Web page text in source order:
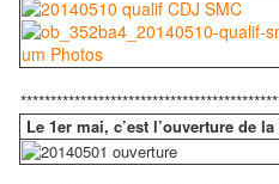
um Photos
Le 1er mai, c’est l’ouverture de